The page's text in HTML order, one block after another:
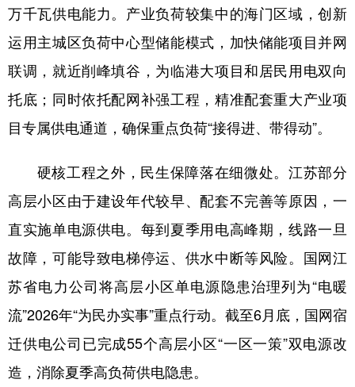
新疆 内蒙古 黑龙江
多语种频道
Deutsch Português
万千瓦供电能力。产业负荷较集中的海门区域，创新
运用主城区负荷中心型储能模式，加快储能项目并网
联调，就近削峰填谷，为临港大项目和居民用电双向
托底；同时依托配网补强工程，精准配套重大产业项
目专属供电通道，确保重点负荷“接得进、带得动”。
硬核工程之外，民生保障落在细微处。江苏部分
高层小区由于建设年代较早、配套不完善等原因，一
直实施单电源供电。每到夏季用电高峰期，线路一旦
故障，可能导致电梯停运、供水中断等风险。国网江
苏省电力公司将高层小区单电源隐患治理列为“电暖
流”2026年“为民办实事”重点行动。截至6月底，国网宿
迁供电公司已完成55个高层小区“一区一策”双电源改
造，消除夏季高负荷供电隐患。